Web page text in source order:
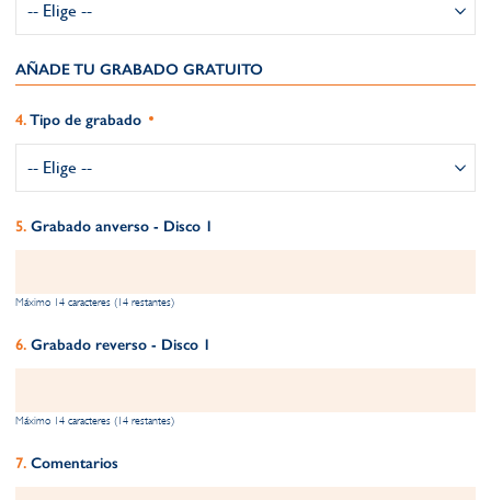
AÑADE TU GRABADO GRATUITO​
Tipo de grabado
Grabado anverso - Disco 1
Máximo 14 caracteres (14 restantes)
Grabado reverso - Disco 1
Máximo 14 caracteres (14 restantes)
Comentarios